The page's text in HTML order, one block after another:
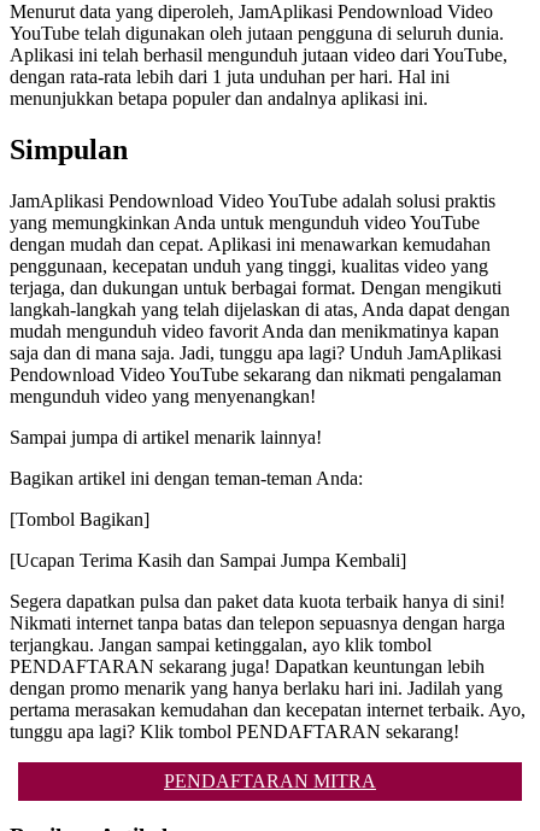
Menurut data yang diperoleh, JamAplikasi Pendownload Video
YouTube telah digunakan oleh jutaan pengguna di seluruh dunia.
Aplikasi ini telah berhasil mengunduh jutaan video dari YouTube,
dengan rata-rata lebih dari 1 juta unduhan per hari. Hal ini
menunjukkan betapa populer dan andalnya aplikasi ini.
Simpulan
JamAplikasi Pendownload Video YouTube adalah solusi praktis
yang memungkinkan Anda untuk mengunduh video YouTube
dengan mudah dan cepat. Aplikasi ini menawarkan kemudahan
penggunaan, kecepatan unduh yang tinggi, kualitas video yang
terjaga, dan dukungan untuk berbagai format. Dengan mengikuti
langkah-langkah yang telah dijelaskan di atas, Anda dapat dengan
mudah mengunduh video favorit Anda dan menikmatinya kapan
saja dan di mana saja. Jadi, tunggu apa lagi? Unduh JamAplikasi
Pendownload Video YouTube sekarang dan nikmati pengalaman
mengunduh video yang menyenangkan!
Sampai jumpa di artikel menarik lainnya!
Bagikan artikel ini dengan teman-teman Anda:
[Tombol Bagikan]
[Ucapan Terima Kasih dan Sampai Jumpa Kembali]
Segera dapatkan pulsa dan paket data kuota terbaik hanya di sini!
Nikmati internet tanpa batas dan telepon sepuasnya dengan harga
terjangkau. Jangan sampai ketinggalan, ayo klik tombol
PENDAFTARAN sekarang juga! Dapatkan keuntungan lebih
dengan promo menarik yang hanya berlaku hari ini. Jadilah yang
pertama merasakan kemudahan dan kecepatan internet terbaik. Ayo,
tunggu apa lagi? Klik tombol PENDAFTARAN sekarang!
PENDAFTARAN MITRA